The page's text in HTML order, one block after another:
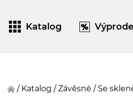
Katalog
/ Katalog / závěsné / Se